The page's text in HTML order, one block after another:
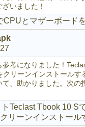
いました！
CPUとマザーボード
参考になりました！
クリーンインストールす
、助かりました。次の
Teclast Tbook 10 S
リーンインストール